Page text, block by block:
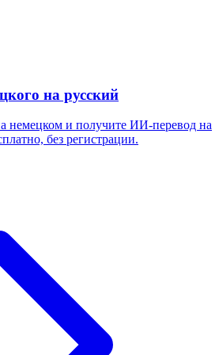
на русский
немецком и получите ИИ-перевод на
без регистрации.